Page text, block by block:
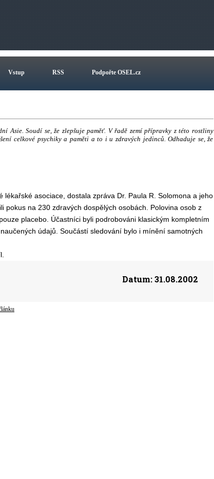
Vstup RSS Podpořte OSEL.cz
Asie. Soudí se, že zlepšuje paměť. V řadě zemí přípravky z této rostliny
celkové psychiky a paměti a to i u zdravých jedinců. Odhaduje se, že
asociace, dostala zpráva Dr. Paula R. Solomona a jeho
pokus na 230 zdravých dospělých osobách. Polovina osob z
placebo. Účastníci byli podrobováni klasickým kompletním
údajů. Součástí sledování bylo i mínění samotných
Datum:31.08.2002